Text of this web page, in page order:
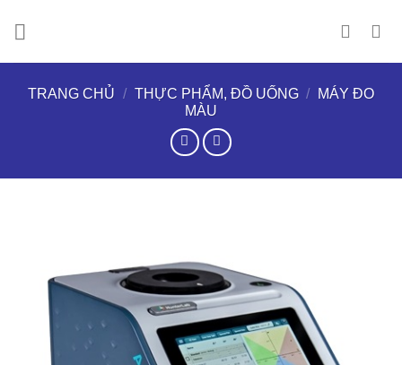
TRANG CHỦ / THỰC PHẨM, ĐỒ UỐNG /
MÁY ĐO
MÀU